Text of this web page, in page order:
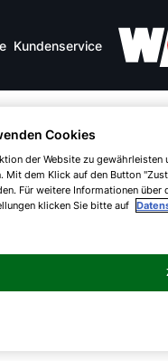
Kundenservice
Technik
Cookies
der Website zu gewährleisten
Mit dem Klick auf den Button
Für weitere Informationen
klicken Sie bitte auf